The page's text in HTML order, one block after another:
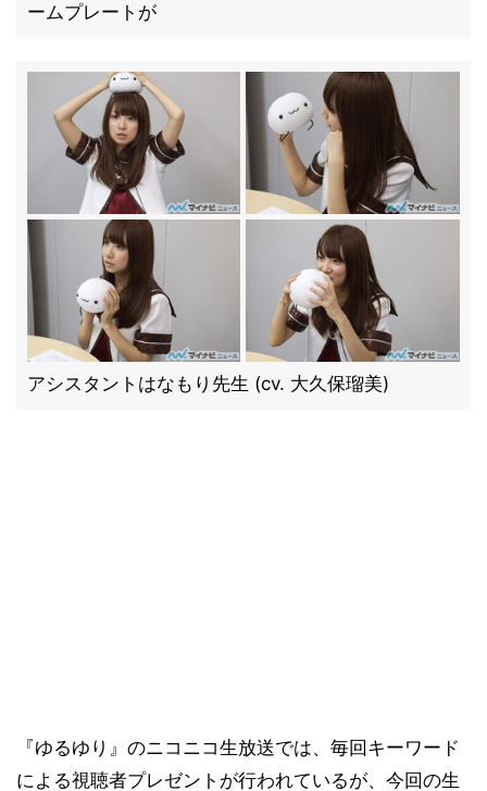
ームプレートが
アシスタントはなもり先生 (cv. 大久保瑠美)
『ゆるゆり』のニコニコ生放送では、毎回キーワード
による視聴者プレゼントが行われているが、今回の生